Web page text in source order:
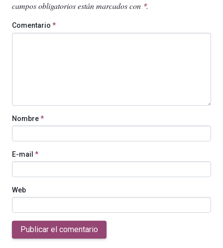
campos obligatorios están marcados con *.
Comentario *
Nombre*
E-mail *
Web
Publicar el comentario